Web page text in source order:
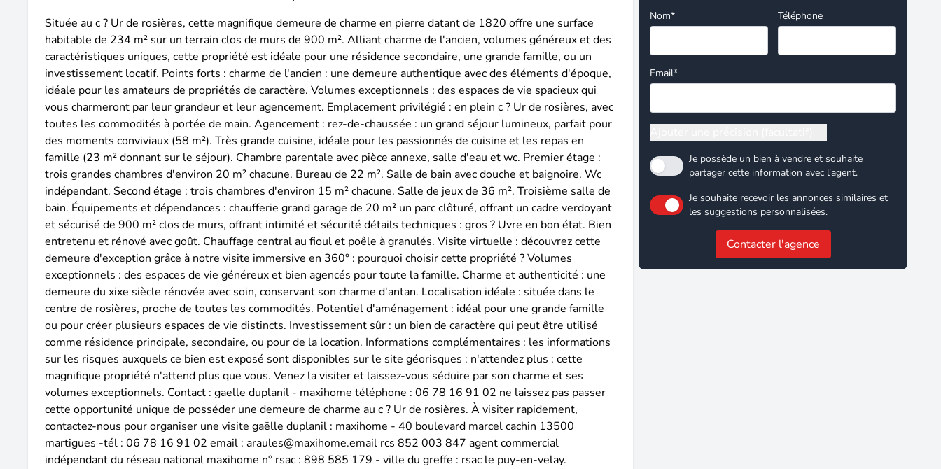
Située au c ? Ur de rosières, cette magnifique demeure de charme en pierre datant de 1820 offre une surface
habitable de 234 m² sur un terrain clos de murs de 900 m². Alliant charme de l'ancien, volumes généreux et des
caractéristiques uniques, cette propriété est idéale pour une résidence secondaire, une grande famille, ou un
investissement locatif. Points forts : charme de l'ancien : une demeure authentique avec des éléments d'époque,
idéale pour les amateurs de propriétés de caractère. Volumes exceptionnels : des espaces de vie spacieux qui
vous charmeront par leur grandeur et leur agencement. Emplacement privilégié : en plein c ? Ur de rosières, avec
toutes les commodités à portée de main. Agencement : rez-de-chaussée : un grand séjour lumineux, parfait pour
des moments conviviaux (58 m²). Très grande cuisine, idéale pour les passionnés de cuisine et les repas en
famille (23 m² donnant sur le séjour). Chambre parentale avec pièce annexe, salle d'eau et wc. Premier étage :
trois grandes chambres d'environ 20 m² chacune. Bureau de 22 m². Salle de bain avec douche et baignoire. Wc
indépendant. Second étage : trois chambres d'environ 15 m² chacune. Salle de jeux de 36 m². Troisième salle de
bain. Équipements et dépendances : chaufferie grand garage de 20 m² un parc clôturé, offrant un cadre verdoyant
et sécurisé de 900 m² clos de murs, offrant intimité et sécurité détails techniques : gros ? Uvre en bon état. Bien
entretenu et rénové avec goût. Chauffage central au fioul et poêle à granulés. Visite virtuelle : découvrez cette
demeure d'exception grâce à notre visite immersive en 360° : pourquoi choisir cette propriété ? Volumes
exceptionnels : des espaces de vie généreux et bien agencés pour toute la famille. Charme et authenticité : une
demeure du xixe siècle rénovée avec soin, conservant son charme d'antan. Localisation idéale : située dans le
centre de rosières, proche de toutes les commodités. Potentiel d'aménagement : idéal pour une grande famille
ou pour créer plusieurs espaces de vie distincts. Investissement sûr : un bien de caractère qui peut être utilisé
comme résidence principale, secondaire, ou pour de la location. Informations complémentaires : les informations
sur les risques auxquels ce bien est exposé sont disponibles sur le site géorisques : n'attendez plus : cette
magnifique propriété n'attend plus que vous. Venez la visiter et laissez-vous séduire par son charme et ses
volumes exceptionnels. Contact : gaelle duplanil - maxihome téléphone : 06 78 16 91 02 ne laissez pas passer
cette opportunité unique de posséder une demeure de charme au c ? Ur de rosières. À visiter rapidement,
contactez-nous pour organiser une visite gaëlle duplanil : maxihome - 40 boulevard marcel cachin 13500
martigues -tél : 06 78 16 91 02 email : araules@maxihome.email rcs 852 003 847 agent commercial
indépendant du réseau national maxihome n° rsac : 898 585 179 - ville du greffe : rsac le puy-en-velay.
Nom* Téléphone
Email*
Je possède un bien à vendre et souhaite
partager cette information avec l'agent.
Je souhaite recevoir les annonces similaires et
les suggestions personnalisées.
Contacter l'agence